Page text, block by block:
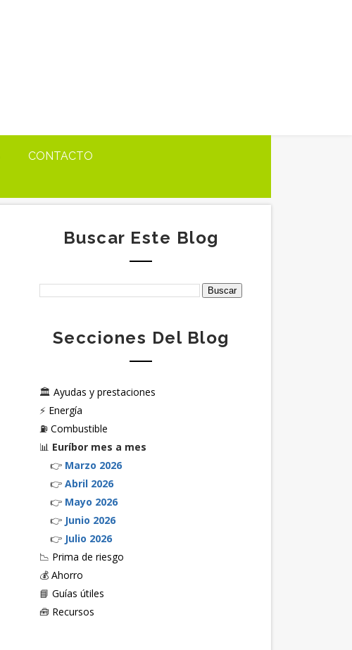
CONTACTO
Buscar Este Blog
Secciones Del Blog
🏛️ Ayudas y prestaciones
⚡ Energía
⛽ Combustible
📊 Euríbor mes a mes
👉 Marzo 2026
👉 Abril 2026
👉 Mayo 2026
👉 Junio 2026
👉 Julio 2026
📉 Prima de riesgo
💰 Ahorro
📘 Guías útiles
🧰 Recursos